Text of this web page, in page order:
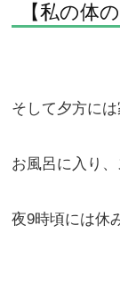
【私の体
そして夕方には
お風呂に入り
夜9時頃には休